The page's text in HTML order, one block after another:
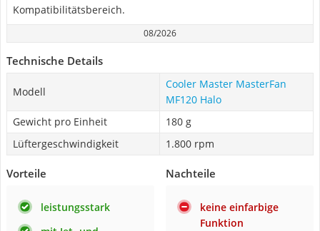
Kompatibilitätsbereich.
08/2026
Technische Details
Modell
Cooler Master MasterFan
MF120 Halo
Gewicht pro Einheit
180 g
Lüftergeschwindigkeit
1.800 rpm
Vorteile
leistungsstark
Nachteile
keine einfarbige
Funktion